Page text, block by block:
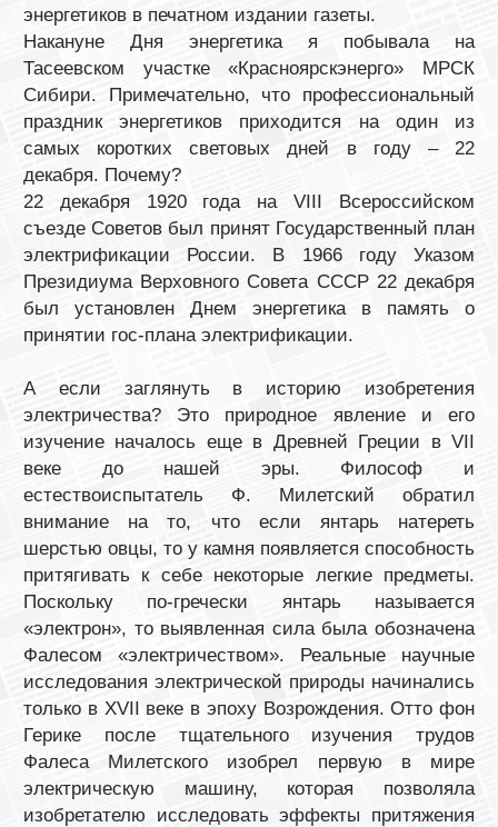
энергетиков в печатном издании газеты.
Накануне Дня энергетика я побывала на
Тасеевском участке «Красноярскэнерго» МРСК
Сибири. Примечательно, что профессиональный
праздник энергетиков приходится на один из
самых коротких световых дней в году – 22
декабря. Почему?
22 декабря 1920 года на VIII Всероссийском
съезде Советов был принят Государственный план
электрификации России. В 1966 году Указом
Президиума Верховного Совета СССР 22 декабря
был установлен Днем энергетика в память о
принятии гос-плана электрификации.
А если заглянуть в историю изобретения
электричества? Это природное явление и его
изучение началось еще в Древней Греции в VII
веке до нашей эры. Философ и
естествоиспытатель Ф. Милетский обратил
внимание на то, что если янтарь натереть
шерстью овцы, то у камня появляется способность
притягивать к себе некоторые легкие предметы.
Поскольку по-гречески янтарь называется
«электрон», то выявленная сила была обозначена
Фалесом «электричеством». Реальные научные
исследования электрической природы начинались
только в XVII веке в эпоху Возрождения. Отто фон
Герике после тщательного изучения трудов
Фалеса Милетского изобрел первую в мире
электрическую машину, которая позволяла
изобретателю исследовать эффекты притяжения